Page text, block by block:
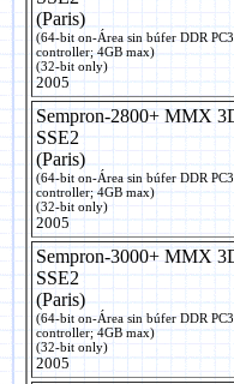
(Paris)
(64-bit on-Área sin búfer DDR
controller; 4GB max)
(32-bit only)
2005
Sempron-2800+ MMX
SSE2
(Paris)
(64-bit on-Área sin búfer DDR
controller; 4GB max)
(32-bit only)
2005
Sempron-3000+ MMX
SSE2
(Paris)
(64-bit on-Área sin búfer DDR
controller; 4GB max)
(32-bit only)
2005